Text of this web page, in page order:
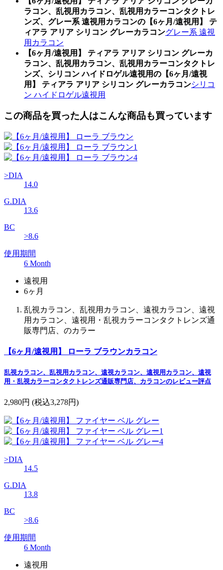
ラコン、乱視用カラコン、乱視用カラーコンタクトレ
ンズ、グレー系 遠視用カラコンの【6ヶ月/遠視用】 テ
ィアラ アリア シリコン グレーカラコングレー系 遠視
用カラコン
【6ヶ月/遠視用】 ティアラ アリア シリコン グレーカ
ラコン、乱視用カラコン、乱視用カラーコンタクトレ
ンズ、シリコン ハイドロゲル遠視用の【6ヶ月/遠視
用】 ティアラ アリア シリコン グレーカラコンシリコ
ン ハイドロゲル遠視用
この商品を買った人はこんな商品も買っています
>DIA
14.0
G.DIA
13.6
BC
>8.6
使用期間
6 Month
遠視用
6ヶ月
乱視カラコン、乱視用カラコン、遠視カラコン、遠視
用カラコン、遠視用・乱視カラーコンタクトレンズ通
販専門店、のカラー
【6ヶ月/遠視用】 ローラ ブラウンカラコン
乱視カラコン、乱視用カラコン、遠視カラコン、遠視用カラコン、遠視
用・乱視カラーコンタクトレンズ通販専門店、カラコンのレビュー評点
2,980円 (税込3,278円)
>DIA
14.5
G.DIA
13.8
BC
>8.6
使用期間
6 Month
遠視用